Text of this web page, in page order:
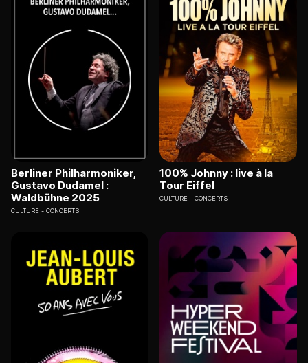
Berliner Philharmoniker,
Gustavo Dudamel :
Waldbühne 2025
CULTURE CONCERTS
100% Johnny : live à la
Tour Eiffel
CULTURE CONCERTS